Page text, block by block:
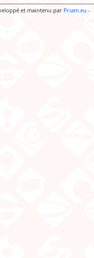
et maintenu par Priam.eu -